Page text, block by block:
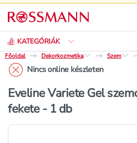
KATEGÓRIÁK
Keresés
Főoldal
Dekorkozmetika Szem
Nincs online készleten
Eveline Variete Gel
fekete - 1 db